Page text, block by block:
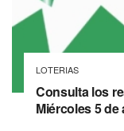
LOTERIAS
Consulta los
Miércoles 5 de